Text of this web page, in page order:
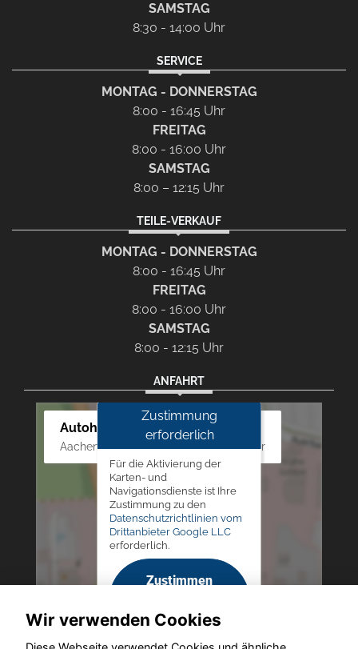
SAMSTAG
8:30 - 14:00 Uhr
SERVICE
MONTAG - DONNERSTAG
8:00 - 16:45 Uhr
FREITAG
8:00 - 16:00 Uhr
SAMSTAG
8:00 – 12:15 Uhr
TEILE-VERKAUF
MONTAG - DONNERSTAG
8:00 - 16:45 Uhr
FREITAG
8:00 - 16:00 Uhr
SAMSTAG
8:00 - 12:15 Uhr
ANFAHRT
Autohaus Westphal
Aachener Str. 84 - 88, 52249 Eschweiler
Zustimmung
erforderlich
Für die Aktivierung der
Karten- und
Navigationsdienste ist Ihre
Zustimmung zu den
Datenschutzrichtlinien vom
Drittanbieter Google LLC
erforderlich.
Zustimmen
aktivieren
Wir verwenden Cookies